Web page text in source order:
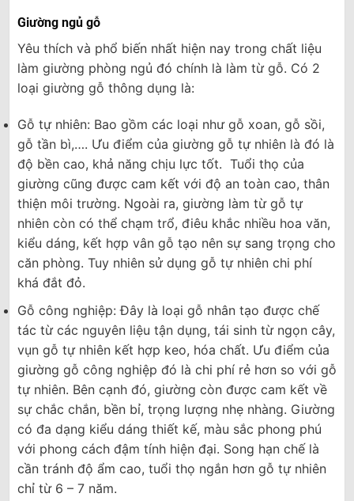
Giường ngủ gỗ
Yêu thích và phổ biến nhất hiện nay trong chất liệu
làm giường phòng ngủ đó chính là làm từ gỗ. Có 2
loại giường gỗ thông dụng là:
Gỗ tự nhiên: Bao gồm các loại như gỗ xoan, gỗ sồi,
gỗ tần bì,…. Ưu điểm của giường gỗ tự nhiên là đó là
độ bền cao, khả năng chịu lực tốt. Tuổi thọ của
giường cũng được cam kết với độ an toàn cao, thân
thiện môi trường. Ngoài ra, giường làm từ gỗ tự
nhiên còn có thể chạm trổ, điêu khắc nhiều hoa văn,
kiểu dáng, kết hợp vân gỗ tạo nên sự sang trọng cho
căn phòng. Tuy nhiên sử dụng gỗ tự nhiên chi phí
khá đắt đỏ.
Gỗ công nghiệp: Đây là loại gỗ nhân tạo được chế
tác từ các nguyên liệu tận dụng, tái sinh từ ngọn cây,
vụn gỗ tự nhiên kết hợp keo, hóa chất. Ưu điểm của
giường gỗ công nghiệp đó là chi phí rẻ hơn so với gỗ
tự nhiên. Bên cạnh đó, giường còn được cam kết về
sự chắc chắn, bền bỉ, trọng lượng nhẹ nhàng. Giường
có đa dạng kiểu dáng thiết kế, màu sắc phong phú
với phong cách đậm tính hiện đại. Song hạn chế là
cần tránh độ ẩm cao, tuổi thọ ngắn hơn gỗ tự nhiên
chỉ từ 6 – 7 năm.